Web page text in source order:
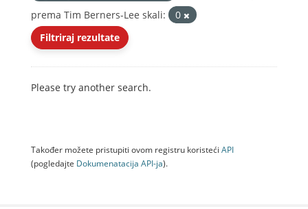
prema Tim Berners-Lee skali:
0
Filtriraj rezultate
Please try another search.
Također možete pristupiti ovom registru koristeći API
(pogledajte Dokumenаtаcijа API-jа).